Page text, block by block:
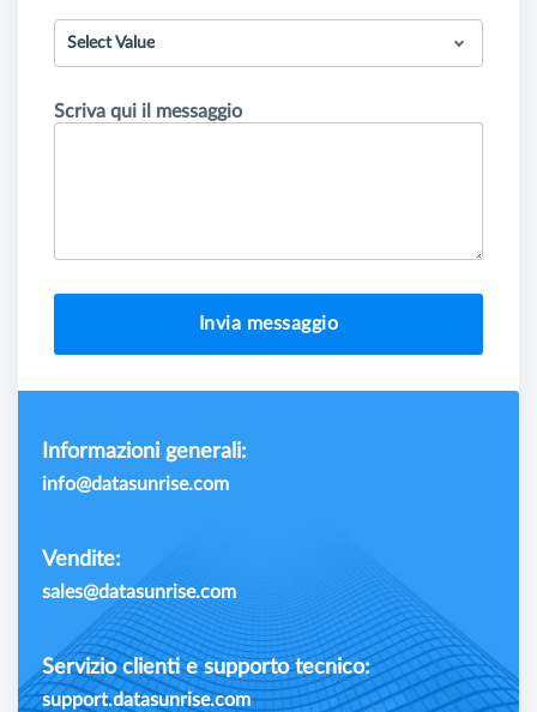
Select Value
Scriva qui il messaggio
Invia messaggio
Informazioni generali:
info@datasunrise.com
Vendite:
sales@datasunrise.com
Servizio clienti e supporto tecnico:
support.datasunrise.com